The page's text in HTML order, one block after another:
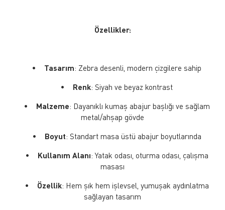
Özellikler:
• Tasarım: Zebra desenli, modern çizgilere sahip
• Renk: Siyah ve beyaz kontrast
• Malzeme: Dayanıklı kumaş abajur başlığı ve sağlam
metal/ahşap gövde
• Boyut: Standart masa üstü abajur boyutlarında
• Kullanım Alanı: Yatak odası, oturma odası, çalışma
masası
• Özellik: Hem şık hem işlevsel, yumuşak aydınlatma
sağlayan tasarım